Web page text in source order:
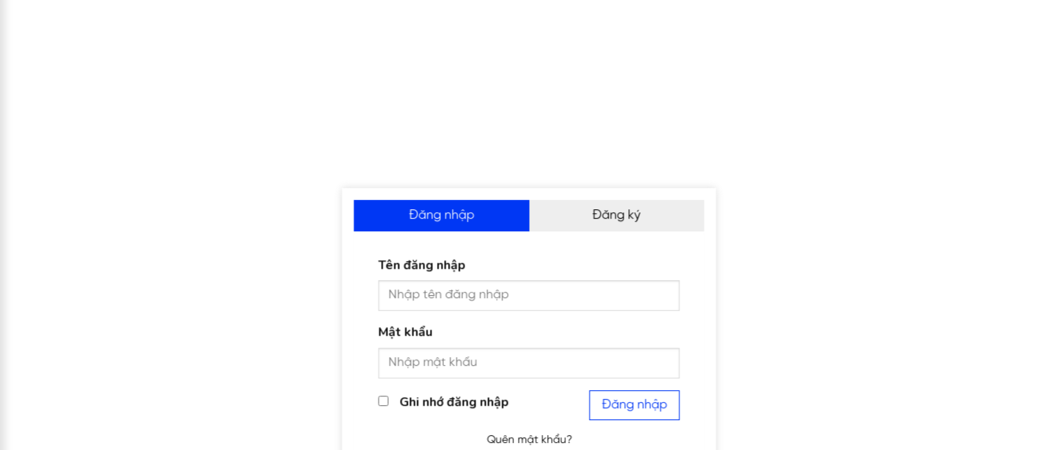
Đăng nhập Đăng ký
Tên đăng nhập
Mật khẩu
Ghi nhớ đăng nhập Đăng nhập
Quên mật khẩu?